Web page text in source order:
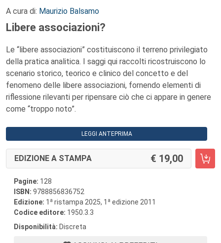
A cura di: Maurizio Balsamo
Libere associazioni?
Le “libere associazioni” costituiscono il terreno privilegiato
della pratica analitica. I saggi qui raccolti ricostruiscono lo
scenario storico, teorico e clinico del concetto e del
fenomeno delle libere associazioni, fornendo elementi di
riflessione rilevanti per ripensare ciò che ci appare in genere
come “troppo noto”.
LEGGI ANTEPRIMA
EDIZIONE A STAMPA 19,00
Pagine: 128
ISBN: 9788856836752
Edizione: 1 a ristampa 2025, 1 a edizione 2011
Codice editore: 1950.3.3
Disponibilità: Discreta